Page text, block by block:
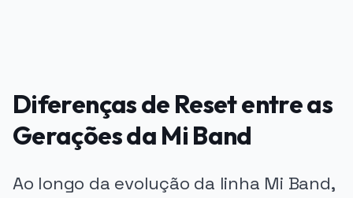
Diferenças de Reset entre as
Gerações da Mi Band
Ao longo da evolução da linha Mi Band,